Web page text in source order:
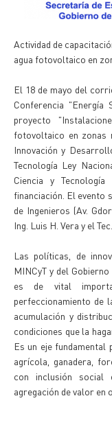
Actividad de
agua fotovoltaico en
El 18 de mayo del
Conferencia
proyecto
fotovoltaico en zonas
Innovación y
Tecnología Ley
Ciencia y
financiación. El evento
de Ingenieros (Av.
Ing. Luis H. Vera y el
Las políticas, de
MINCyT y del
es de vital
perfeccionamiento de
acumulación y
condiciones que la
Es un eje
agrícola, ganadera,
con inclusión social
agregación de valor en